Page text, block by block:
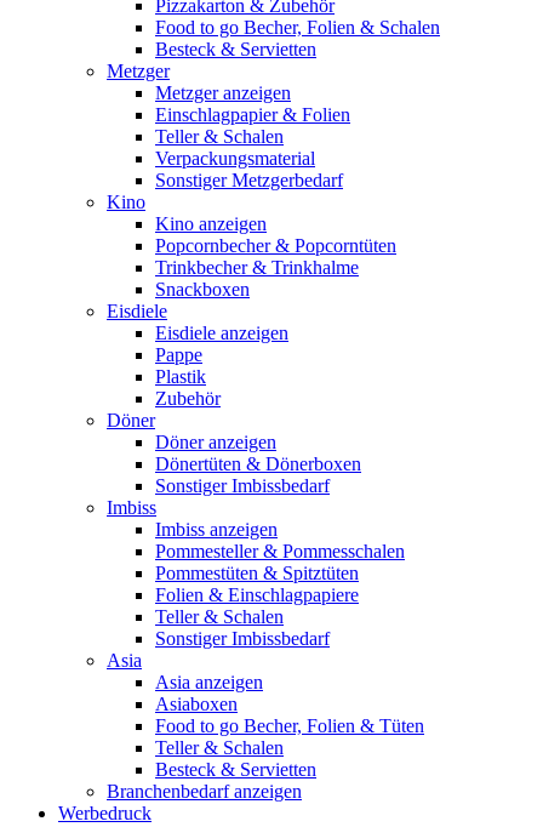
Pizzakarton & Zubehör
Food to go Becher, Folien & Schalen
Besteck & Servietten
Metzger
Metzger anzeigen
Einschlagpapier & Folien
Teller & Schalen
Verpackungsmaterial
Sonstiger Metzgerbedarf
Kino
Kino anzeigen
Popcornbecher & Popcorntüten
Trinkbecher & Trinkhalme
Snackboxen
Eisdiele
Eisdiele anzeigen
Pappe
Plastik
Zubehör
Döner
Döner anzeigen
Dönertüten & Dönerboxen
Sonstiger Imbissbedarf
Imbiss
Imbiss anzeigen
Pommesteller & Pommesschalen
Pommestüten & Spitztüten
Folien & Einschlagpapiere
Teller & Schalen
Sonstiger Imbissbedarf
Asia
Asia anzeigen
Asiaboxen
Food to go Becher, Folien & Tüten
Teller & Schalen
Besteck & Servietten
Branchenbedarf anzeigen
Werbedruck